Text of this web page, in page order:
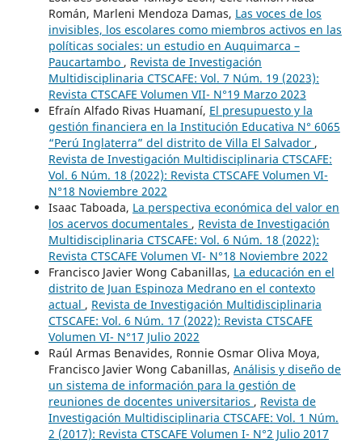
Román, Marleni Mendoza Damas, Las voces de los
invisibles, los escolares como miembros activos en las
políticas sociales: un estudio en Auquimarca –
Paucartambo , Revista de Investigación
Multidisciplinaria CTSCAFE: Vol. 7 Núm. 19 (2023):
Revista CTSCAFE Volumen VII- N°19 Marzo 2023
Efraín Alfado Rivas Huamaní, El presupuesto y la
gestión financiera en la Institución Educativa N° 6065
“Perú Inglaterra” del distrito de Villa El Salvador ,
Revista de Investigación Multidisciplinaria CTSCAFE:
Vol. 6 Núm. 18 (2022): Revista CTSCAFE Volumen VI-
N°18 Noviembre 2022
Isaac Taboada, La perspectiva económica del valor en
los acervos documentales , Revista de Investigación
Multidisciplinaria CTSCAFE: Vol. 6 Núm. 18 (2022):
Revista CTSCAFE Volumen VI- N°18 Noviembre 2022
Francisco Javier Wong Cabanillas, La educación en el
distrito de Juan Espinoza Medrano en el contexto
actual , Revista de Investigación Multidisciplinaria
CTSCAFE: Vol. 6 Núm. 17 (2022): Revista CTSCAFE
Volumen VI- N°17 Julio 2022
Raúl Armas Benavides, Ronnie Osmar Oliva Moya,
Francisco Javier Wong Cabanillas, Análisis y diseño de
un sistema de información para la gestión de
reuniones de docentes universitarios , Revista de
Investigación Multidisciplinaria CTSCAFE: Vol. 1 Núm.
2 (2017): Revista CTSCAFE Volumen I- N°2 Julio 2017